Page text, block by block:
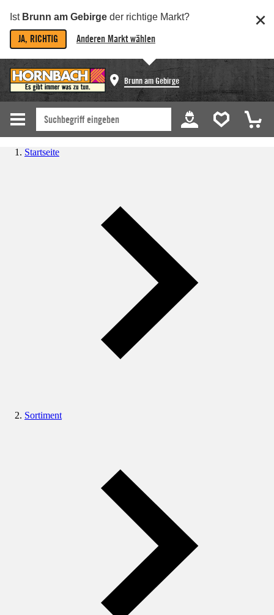
Ist Brunn am Gebirge der richtige Markt?
JA, RICHTIG Anderen Markt wählen
Brunn am Gebirge
Startseite
Sortiment